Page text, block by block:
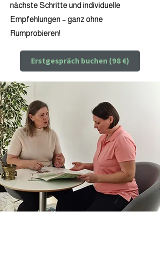
nächste Schritte und individuelle
Empfehlungen – ganz ohne
Rumprobieren!
Erstgespräch buchen (98 €)